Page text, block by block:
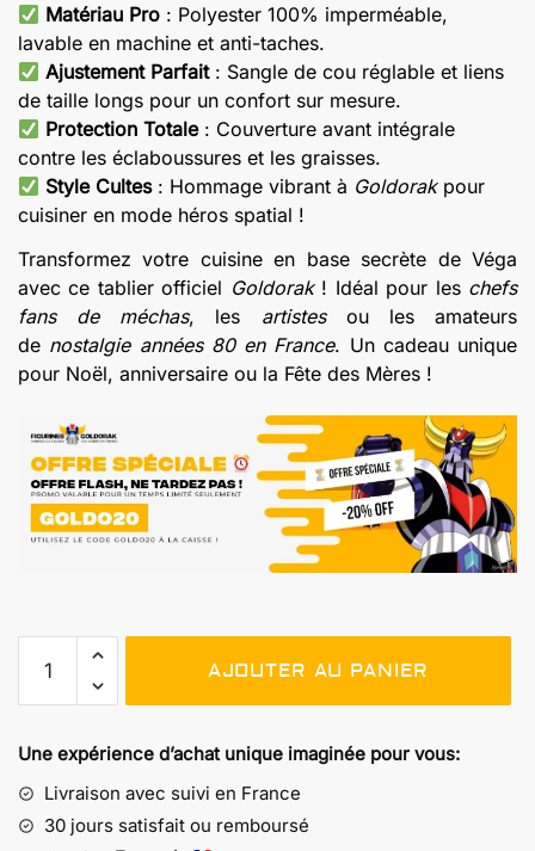
initial
était :
€20.00.
actuel
est :
€13.20.
Matériau Pro : Polyester 100% imperméable,
lavable en machine et anti-taches.
Ajustement Parfait: Sangle de cou réglable et liens
de taille longs pour un confort sur mesure.
Protection Totale: Couverture avant intégrale
contre les éclaboussures et les graisses.
Style Cultes: Hommage vibrant à Goldorakpour
cuisiner en mode héros spatial !
Transformez votre cuisine en base secrète de Véga
avec ce tablier officiel Goldorak! Idéal pour les chefs
fans de méchas, les artistesou les amateurs
de nostalgie années 80 en France. Un cadeau unique
pour Noël, anniversaire ou la Fête des Mères !
Tablier
–
Pour
les
AJOUTER AU PANIER
Une expérience d’achat unique imaginée pour vous:
Livraison avec suivi en France
30 jours satisfait ou remboursé